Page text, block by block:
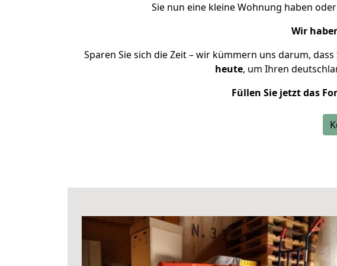
Sie nun eine kleine Wohnung haben
Wir
Sparen Sie sich die Zeit – wir kümmern uns darum,
heute, um Ihren
Füllen Sie jetzt das